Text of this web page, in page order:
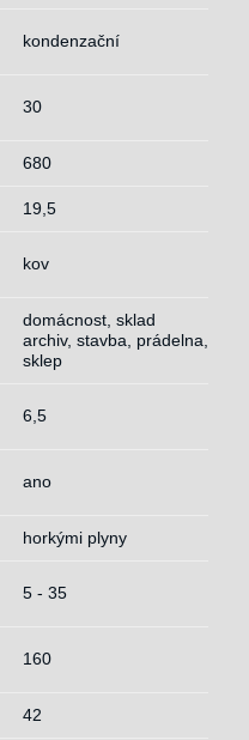
kondenzační
30
680
19,5
kov
domácnost, sklad
archiv, stavba, prádelna,
sklep
6,5
ano
horkými plyny
5 - 35
160
42